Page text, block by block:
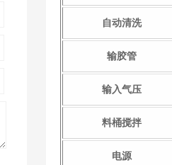
自动清洗
输胶管
输入气压
料桶搅拌
电源